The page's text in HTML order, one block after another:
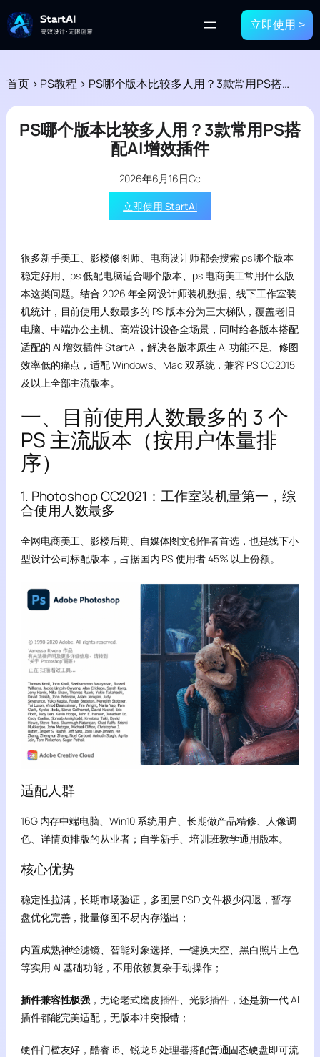
立即使用 >
首页 > PS教程 > PS哪个版本比较多人用？3款常用PS搭配AI增效插件
PS哪个版本比较多人用？3款常用PS搭
配AI增效插件
2026年6月16日Cc
立即使用 StartAI
很多新手美工、影楼修图师、电商设计师都会搜索 ps 哪个版本
稳定好用、ps 低配电脑适合哪个版本、ps 电商美工常用什么版
本这类问题。结合 2026 年全网设计师装机数据、线下工作室装
机统计，目前使用人数最多的 PS 版本分为三大梯队，覆盖老旧
电脑、中端办公主机、高端设计设备全场景，同时给各版本搭配
适配的 AI 增效插件 StartAI，解决各版本原生 AI 功能不足、修图
效率低的痛点，适配 Windows、Mac 双系统，兼容 PS CC2015
及以上全部主流版本。
一、目前使用人数最多的 3 个
PS 主流版本（按用户体量排
序）
1. Photoshop CC2021：工作室装机量第一，综
合使用人数最多
全网电商美工、影楼后期、自媒体图文创作者首选，也是线下小
型设计公司标配版本，占据国内 PS 使用者 45% 以上份额。
适配人群
16G 内存中端电脑、Win10 系统用户、长期做产品精修、人像调
色、详情页排版的从业者；自学新手、培训班教学通用版本。
核心优势
稳定性拉满，长期市场验证，多图层 PSD 文件极少闪退，暂存
盘优化完善，批量修图不易内存溢出；
内置成熟神经滤镜、智能对象选择、一键换天空、黑白照片上色
等实用 AI 基础功能，不用依赖复杂手动操作；
插件兼容性极强 ，无论老式磨皮插件、光影插件，还是新一代 AI
插件都能完美适配，无版本冲突报错；
硬件门槛友好，酷睿 i5、锐龙 5 处理器搭配普通固态硬盘即可流